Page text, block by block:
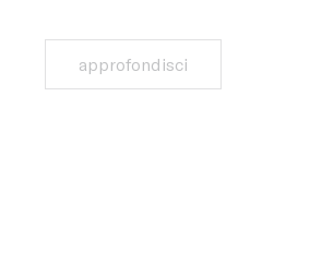
approfondisci